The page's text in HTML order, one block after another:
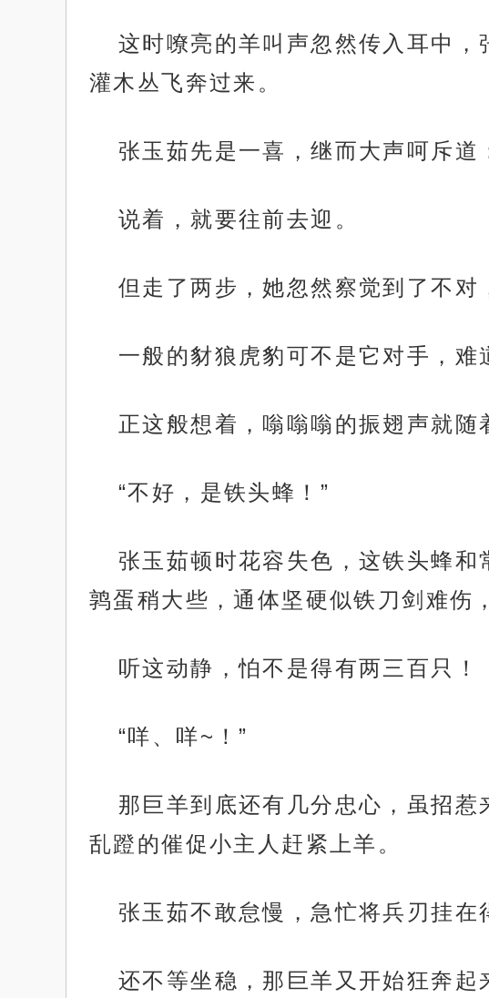
这时嘹亮的羊叫声忽然传入耳中
灌木丛飞奔过来。
张玉茹先是一喜，继而大声呵斥道
说着，就要往前去迎。
但走了两步，她忽然察觉到了不对
一般的豺狼虎豹可不是它对手，难
正这般想着，嗡嗡嗡的振翅声就随
“不好，是铁头蜂！”
张玉茹顿时花容失色，这铁头蜂
鹑蛋稍大些，通体坚硬似铁刀剑难伤
听这动静，怕不是得有两三百只！
“咩、咩~！”
那巨羊到底还有几分忠心，虽招
乱蹬的催促小主人赶紧上羊。
张玉茹不敢怠慢，急忙将兵刃挂在
还不等坐稳，那巨羊又开始狂奔起